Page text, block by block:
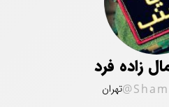
زاده فرد
تهران